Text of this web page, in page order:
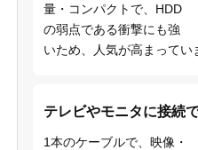
量・コンパクトで、HDD
の弱点である衝撃にも強
いため、人気が高まってい
テレビやモニタに接続
1本のケーブルで、映像・